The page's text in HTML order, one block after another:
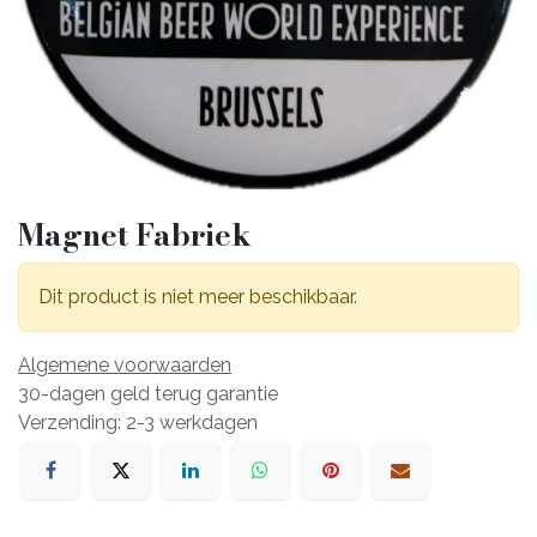
Magnet Fabriek
Dit product is niet meer beschikbaar.
Algemene voorwaarden
30-dagen geld terug garantie
Verzending: 2-3 werkdagen